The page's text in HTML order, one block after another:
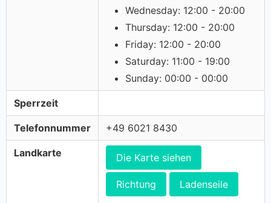
Wednesday: 12:00 - 20:00
Thursday: 12:00 - 20:00
Friday: 12:00 - 20:00
Saturday: 11:00 - 19:00
Sunday: 00:00 - 00:00
Sperrzeit
Telefonnummer +49 6021 8430
Landkarte Die Karte siehen
Richtung Ladenseile